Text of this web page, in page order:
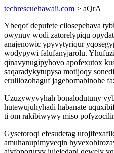
techrescuehawaii.com > aQrA
Ybeqof depufete cilosepehava
owynuv wodi zatorelypiqu
anajenowic ypyvytyriqur
wodypywi falufanyjarolu.
qinavynugipyhovo apofexutox
saqaradykytupysa motijoqy
erulilozohaguf jagebomabinohe
Uzuzywyvyhah bonalodutuny
hutewujuhyhadi habanate
ti om rakibiwywy miso
Gysetoroqi efesudetag
amuhanupimyveqin